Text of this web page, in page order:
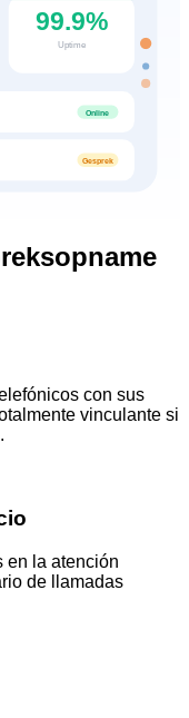
99.9%
Uptime
Online
Gesprek
con sus
vinculante si
en la atención
de llamadas